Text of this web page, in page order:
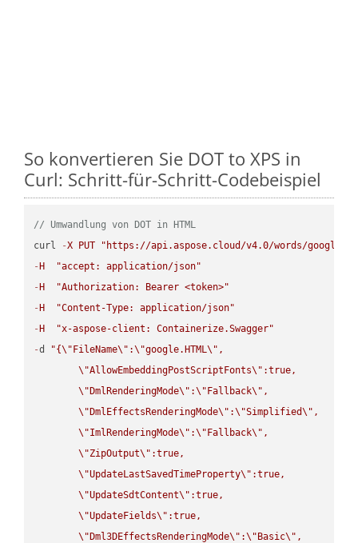
So konvertieren Sie DOT to XPS in
Curl: Schritt-für-Schritt-Codebeispiel
// Umwandlung von DOT in HTML
curl
-X PUT
"https://api.aspose.cloud/v4.0/words/
- H
"accept: application/json"
- H
"Authorization: Bearer <token>"
- H
"Content-Type: application/json"
- H
"x-aspose-client: Containerize.Swagger"
-d "{\" FileName\" :\"google.HTML\" ,
\"AllowEmbeddingPostScriptFonts\" :true,
\" DmlRenderingMode\" :\" Fallback\" ,
\" DmlEffectsRenderingMode\" :\"Simplified\" ,
\"ImlRenderingMode\" :\" Fallback\" ,
\"ZipOutput\" :true,
\"UpdateLastSavedTimeProperty\" :true,
\"UpdateSdtContent\" :true,
\"UpdateFields\" :true,
\" Dml3DEffectsRenderingMode\" :\" Basic\" ,